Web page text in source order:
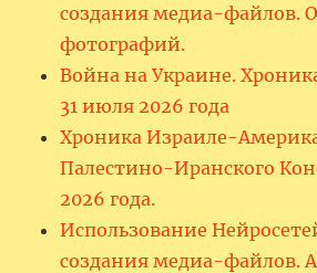
создания медиа-файлов.
фотографий.
Война на Украине.
31 июля 2026 года
Хроника Израиле-
Палестино-Иранского
2026 года.
Использование
создания медиа-файлов.